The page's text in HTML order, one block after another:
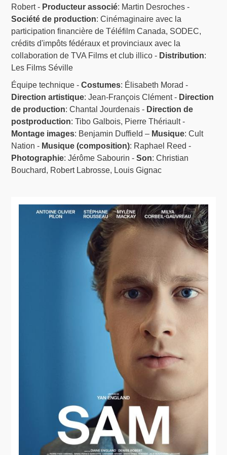
Robert - Producteur associé: Martin Desroches -
Société de production: Cinémaginaire avec la
participation financière de Téléfilm Canada, SODEC,
crédits d'impôts fédéraux et provinciaux avec la
collaboration de TVA Films et club illico - Distribution:
Les Films Séville
Équipe technique -Costumes: Élisabeth Morad -
Direction artistique: Jean-François Clément - Direction
de production: Chantal Jourdenais - Direction de
postproduction: Tibo Galbois, Pierre Thériault -
Montage images: Benjamin Duffield – Musique: Cult
Nation - Musique (composition): Raphael Reed -
Photographie: Jérôme Sabourin -Son: Christian
Bouchard, Robert Labrosse, Louis Gignac